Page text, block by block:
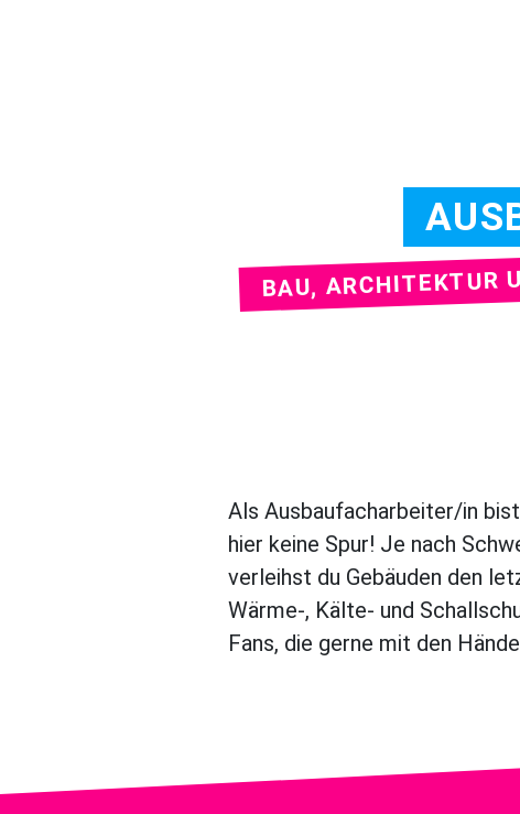
BAU, ARCHITEKTUR
Als Ausbaufacharbeiter/in
hier keine Spur! Je nach
verleihst du Gebäuden den
Wärme-, Kälte- und
Fans, die gerne mit den